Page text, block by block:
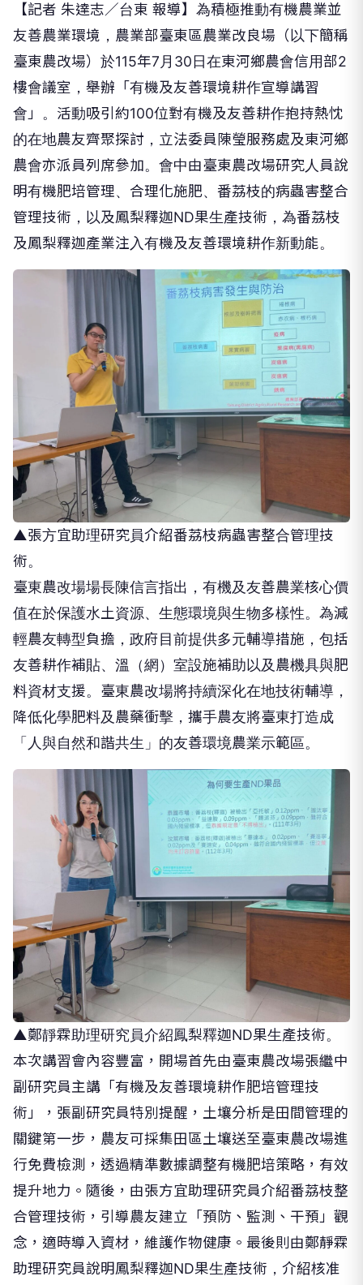
【記者 朱達志／台東 報導】 為積極推動有機農業並
友善農業環境 ，農業部臺東區農業改良場（以下簡稱
臺東農改場）於115年7 月 30日在東河鄉農會信用部2
樓會議室 ，舉辦「有機及友善環境耕作宣導講習
會」。活動吸引約100位對有機及友善耕作抱持熱忱
的在地農友齊聚探討， 立法委員陳瑩服務處及東河鄉
農會亦派員列席參加。會中由臺東農改場研究人員說
明有機肥培管理、合理化施肥、番荔枝的病蟲害整合
管理技術， 以及鳳梨釋迦ND果生產技術 ， 為番荔枝
及鳳梨釋迦產業注入有機及友善環境耕作新動能。
▲張方宜助理研究員介紹番荔枝病蟲害整合管理技
術。
臺東農改場場長陳信言指出， 有機及友善農業核心價
值在於保護水土資源、生態環境與生物多樣性。為減
輕農友轉型負擔，政府目前提供多元輔導措施，包括
友善耕作補貼、溫（網）室設施補助以及農機具與肥
料資材支援。臺東農改場將持續深化在地技術輔導，
降低化學肥料及 農藥衝擊，攜手農友將臺東打造成
「人與自然和諧共生」的友善環境農業示範區。
▲鄭靜霖助理研究員介紹鳳梨釋迦ND果生產技術。
本次講習會內容豐富，開場首先由臺東農改場張繼中
副研究員主講「有機及友善環境耕作肥培管理技
術」
， 張副研究員特別提醒 ， 土壤分析是田間管理的
關鍵第一步 ， 農友可採集田區土壤送至臺東農改場進
行免費檢測，透過精準數據調整有機肥培策略，有效
提升地力。 隨後，由張方宜助理研究員介紹番荔枝整
合管理技術，引導農友建立「預防、監測、干預」觀
念，適時導入資材，維護作物健康。 最後則由鄭靜霖
助理研究員說明鳳梨釋迦ND果生產技術，介紹核准